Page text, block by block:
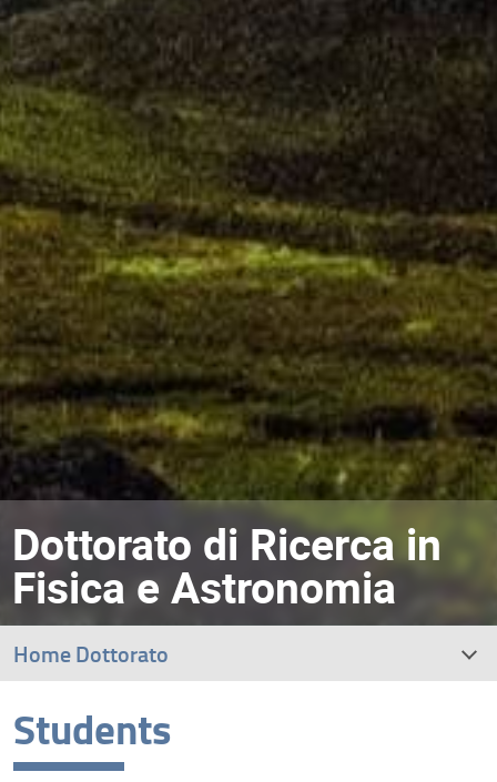
Dottorato di Ricerca in
Fisica e Astronomia
Students
Home Dottorato
News